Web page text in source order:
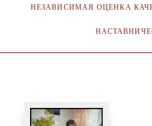
НЕЗАВИСИМАЯ ОЦЕНКА